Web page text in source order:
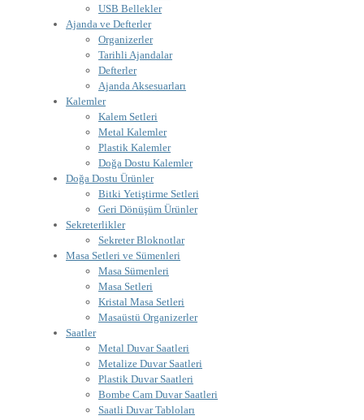
USB Bellekler
Ajanda ve Defterler
Organizerler
Tarihli Ajandalar
Defterler
Ajanda Aksesuarları
Kalemler
Kalem Setleri
Metal Kalemler
Plastik Kalemler
Doğa Dostu Kalemler
Doğa Dostu Ürünler
Bitki Yetiştirme Setleri
Geri Dönüşüm Ürünler
Sekreterlikler
Sekreter Bloknotlar
Masa Setleri ve Sümenleri
Masa Sümenleri
Masa Setleri
Kristal Masa Setleri
Masaüstü Organizerler
Saatler
Metal Duvar Saatleri
Metalize Duvar Saatleri
Plastik Duvar Saatleri
Bombe Cam Duvar Saatleri
Saatli Duvar Tabloları